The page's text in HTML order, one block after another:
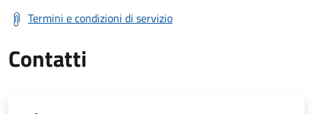
Termini e condizioni di servizio
Contatti